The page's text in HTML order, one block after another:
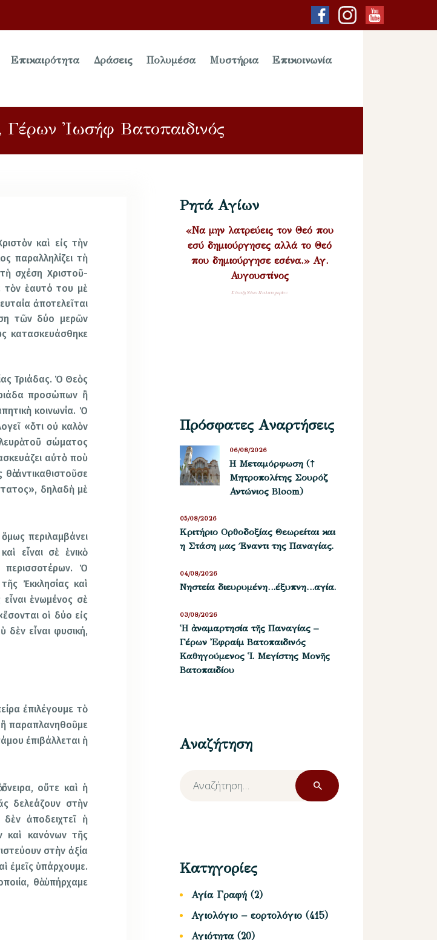
Επικαιρότητα Δράσεις Πολυμέσα Μυστήρια Επικοινωνία
Γέρων Ἰωσήφ Βατοπαιδινός
καὶ εἰς τὴν
παραλληλίζει τὴ
σχέση Χριστοῦ-
ἑαυτό του μὲ
ἀποτελεῖται
τῶν δύο μερῶν
κατασκευάσθηκε
Τριάδας. Ὁ Θεὸς
προσώπων ἢ
κοινωνία. Ὁ
«ὅτι οὐ καλὸν
τοῦ σώματος
αὐτὸ ποὺ
ἀντικαθιστοῦσε
δηλαδὴ μὲ
περιλαμβάνει
εἶναι σὲ ἑνικὸ
περισσοτέρων. Ὁ
Ἐκκλησίας καὶ
ἑνωμένος σὲ
οἱ δύο εἰς
εἶναι φυσική,
ἐπιλέγουμε τὸ
παραπλανηθοῦμε
ἐπιβάλλεται ἡ
οὔτε καὶ ἡ
δελεάζουν στὴν
ἀποδειχτεῖ ἡ
καὶ κανόνων τῆς
στὴν ἀξία
ἐμεῖς ὑπάρχουμε.
θὰ ὑπήρχαμε
Ρητά Αγίων
«Να μην λατρεύεις τον Θεό που
εσύ δημιούργησες αλλά το Θεό
που δημιούργησε εσένα.» Αγ.
Αυγουστίνος
Σύναξη Νέων Παλαιοχωρίου
Πρόσφατες Αναρτήσεις
Η Μεταμόρφωση (†
Μητροπολίτης Σουρόζ
Αντώνιος Bloom)
06/08/2026
Kριτήριο Oρθοδοξίας Θεωρείται και
η Στάση μας ΄Εναντι της Παναγίας.
05/08/2026
Νηστεία διευρυμένη…έξυπνη…αγία.
04/08/2026
Ἡ ἀναμαρτησία τῆς Παναγίας –
Γέρων Ἐφραίμ Βατοπαιδινός
Καθηγούμενος Ἱ. Μεγίστης Μονῆς
Βατοπαιδίου
03/08/2026
Αναζήτηση
Αναζήτηση
για:
Κατηγορίες
Αγία Γραφή (2)
Αγιολόγιο – εορτολόγιο (415)
Αγιότητα(20)